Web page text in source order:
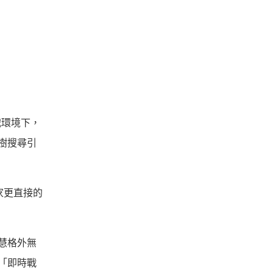
境下，
搜尋引
更直接的
格外無
即時戰